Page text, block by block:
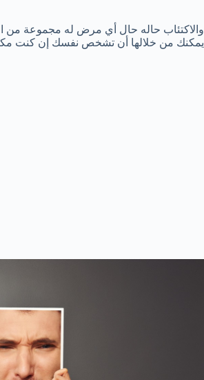
والاكتئاب حاله حال أي مرض له مجموعة من
يمكنك من خلالها أن تشخص نفسك إن كنت